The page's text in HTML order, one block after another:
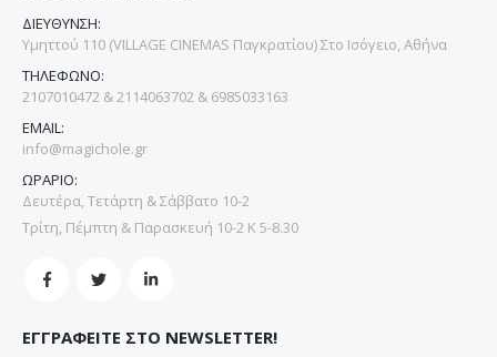
ΔΙΕΥΘΥΝΣΗ:
Υμηττού 110 (VILLAGE CINEMAS Παγκρατίου) Στο Ισόγειο, Αθήνα
ΤΗΛΕΦΩΝΟ:
2107010472 & 2114063702 & 6985033163
EMAIL:
info@magichole.gr
ΩΡΑΡΙΟ:
Δευτέρα, Τετάρτη & Σάββατο 10-2
Τρίτη, Πέμπτη & Παρασκευή 10-2 Κ 5-8.30
ΕΓΓΡΑΦΕΙΤΕ ΣΤΟ NEWSLETTER!